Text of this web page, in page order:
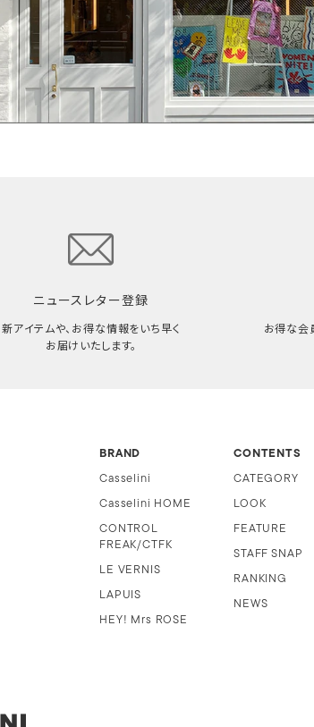
ニュースレター登録
新アイテムや、お得な情報をいち早く
お届けいたします。
お得な会
BRAND
Casselini
Casselini HOME
CONTROL
FREAK/CTFK
LE VERNIS
LAPUIS
HEY! Mrs ROSE
CONTENTS
CATEGORY
LOOK
FEATURE
STAFF SNAP
RANKING
NEWS